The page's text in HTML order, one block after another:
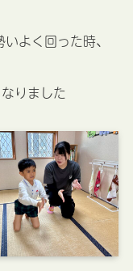
よく回った時、
りました